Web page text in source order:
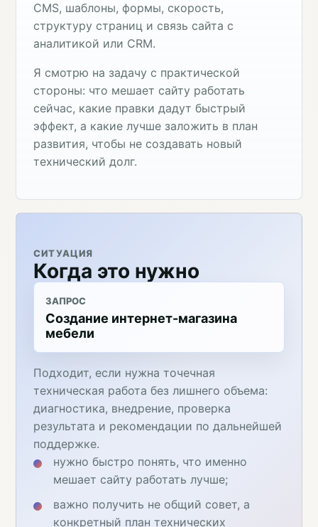
CMS, шаблоны, формы, скорость,
структуру страниц и связь сайта с
аналитикой или CRM.
Я смотрю на задачу с практической
стороны: что мешает сайту работать
сейчас, какие правки дадут быстрый
эффект, а какие лучше заложить в план
развития, чтобы не создавать новый
технический долг.
СИТУАЦИЯ
Когда это нужно
ЗАПРОС
Создание интернет-магазина
мебели
Подходит, если нужна точечная
техническая работа без лишнего объема:
диагностика, внедрение, проверка
результата и рекомендации по дальнейшей
поддержке.
нужно быстро понять, что именно
мешает сайту работать лучше;
важно получить не общий совет, а
конкретный план технических